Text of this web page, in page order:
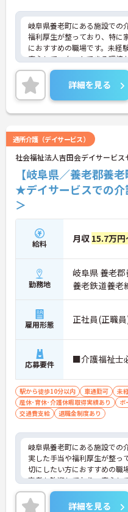
岐阜県養老町にある施設での
福利厚生が整っており、特に
におすすめの職場です。未経
安心してスタートできる環境
味がある方は、ご面接のポイ
で、お気軽にお問い合わせく
詳細を見る
通所介護（デイサービス）
社会福祉法人吉田会デイサービス
【岐阜県／養老郡養
★デイサービスでの介
＞
給料 月収 15.7万
勤務地
岐阜県 養老
養老鉄道養老
雇用形態 正社員(正職
応募要件 ■介護福祉士
駅から徒歩10分以内 車通勤可 未
産休･育休･介護休暇取得実績あり
ボ
交通費支給
退職金制度あり
岐阜県養老町にある施設での
実した手当や福利厚生が整っ
切にしたい方におすすめの職
卒者も歓迎しており、安心し
が整っています。ご興味があ
ントをお伝えしますので、お
詳細を見る